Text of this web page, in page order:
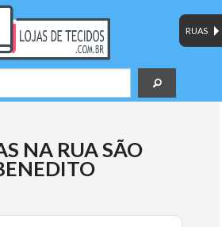
RUAS
NA RUA SÃO